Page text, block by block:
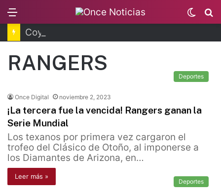
Switch
skin
RANGERS
Deportes
Once Digital noviembre 2, 2023
¡La tercera fue la vencida! Rangers ganan la
Serie Mundial
Los texanos por primera vez cargaron el
trofeo del Clásico de Otoño, al imponerse a
los Diamantes de Arizona, en…
Leer más »
Deportes